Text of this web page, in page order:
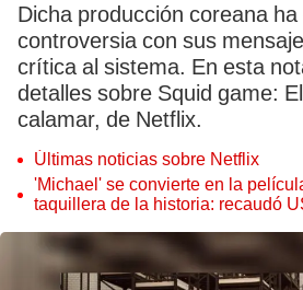
Dicha producción coreana
controversia con sus
crítica al sistema. En esta
detalles sobre Squid game:
calamar, de Netflix.
Últimas noticias sobre Netflix
'Michael' se convierte en la
taquillera de la historia: recaudó